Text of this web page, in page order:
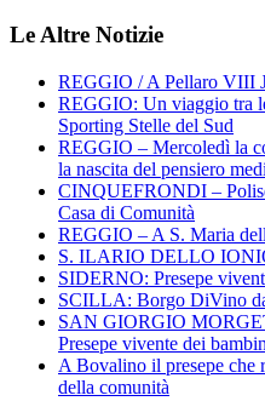
Le Altre Notizie
REGGIO / A Pellaro VIII
REGGIO: Un viaggio tra
Sporting Stelle del Sud
REGGIO – Mercoledì la
la nascita del pensiero
CINQUEFRONDI –
Casa di Comunità
REGGIO – A S. Maria
S. ILARIO DELLO
SIDERNO: Presepe
SCILLA: Borgo DiVino
SAN GIORGIO
Presepe vivente dei
A Bovalino il presepe che
della comunità